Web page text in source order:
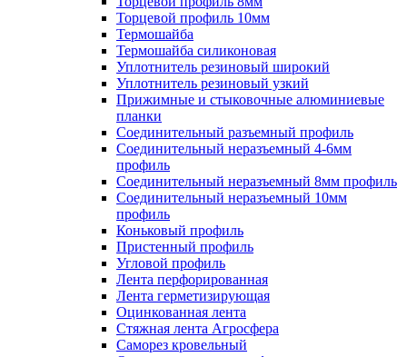
Торцевой профиль 10мм
Термошайба
Термошайба силиконовая
Уплотнитель резиновый широкий
Уплотнитель резиновый узкий
Прижимные и стыковочные алюминиевые
планки
Соединительный разъемный профиль
Соединительный неразъемный 4-6мм
профиль
Соединительный неразъемный 8мм профиль
Соединительный неразъемный 10мм
профиль
Коньковый профиль
Пристенный профиль
Угловой профиль
Лента перфорированная
Лента герметизирующая
Оцинкованная лента
Стяжная лента Агросфера
Саморез кровельный